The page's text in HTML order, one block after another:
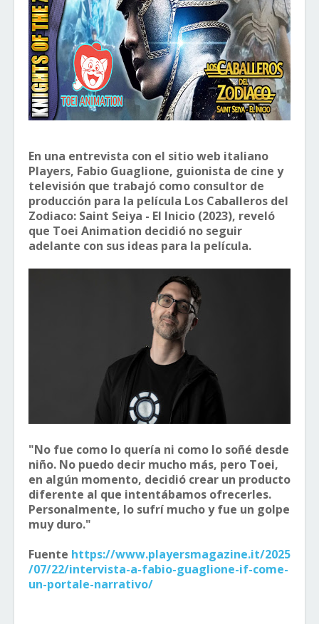
En una entrevista con el sitio web italiano
Players, Fabio Guaglione, guionista de cine y
televisión que trabajó como consultor de
producción para la película Los Caballeros del
Zodiaco: Saint Seiya - El Inicio (2023), reveló
que Toei Animation decidió no seguir
adelante con sus ideas para la película.
"No fue como lo quería ni como lo soñé desde
niño. No puedo decir mucho más, pero Toei,
en algún momento, decidió crear un producto
diferente al que intentábamos ofrecerles.
Personalmente, lo sufrí mucho y fue un golpe
muy duro."
Fuente https://www.playersmagazine.it/2025
/07/22/intervista-a-fabio-guaglione-if-come-
un-portale-narrativo/